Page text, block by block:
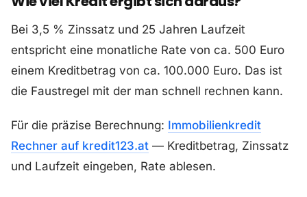
Bei 3,5 % Zinssatz und 25 Jahren Laufzeit
entspricht eine monatliche Rate von ca. 500 Euro
einem Kreditbetrag von ca. 100.000 Euro. Das ist
die Faustregel mit der man schnell rechnen kann.
Für die präzise Berechnung: Immobilienkredit
Rechner auf kredit123.at — Kreditbetrag, Zinssatz
und Laufzeit eingeben, Rate ablesen.